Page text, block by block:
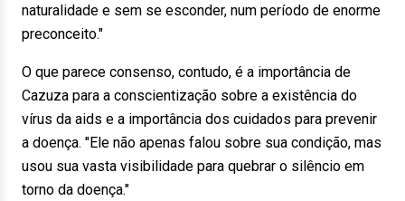
naturalidade e sem se esconder, num período de enorme
preconceito."
O que parece consenso, contudo, é a importância de
Cazuza para a conscientização sobre a existência do
vírus da aids e a importância dos cuidados para prevenir
a doença. "Ele não apenas falou sobre sua condição, mas
usou sua vasta visibilidade para quebrar o silêncio em
torno da doença."